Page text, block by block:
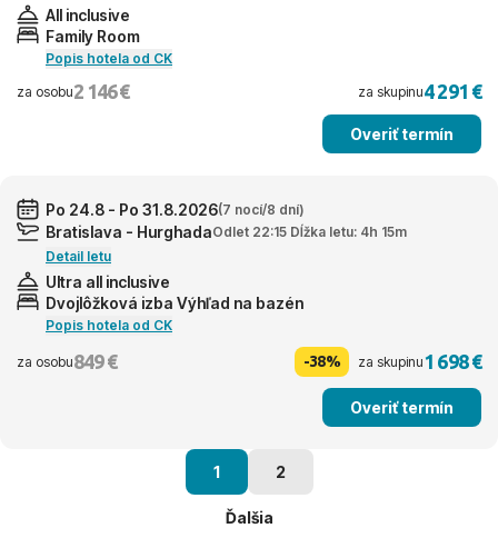
All inclusive
Family Room
Popis hotela od CK
za osobu2 146 € za skupinu4 291 €
Overiť termín
Po 24.8 - Po 31.8.2026(7 nocí/8 dní)
Bratislava - HurghadaOdlet 22:15 Dĺžka letu: 4h 15m
Detail letu
Ultra all inclusive
Dvojlôžková izba Výhľad na bazén
Popis hotela od CK
za osobu849 € -38% za skupinu1 698 €
Overiť termín
1 2
Ďalšia